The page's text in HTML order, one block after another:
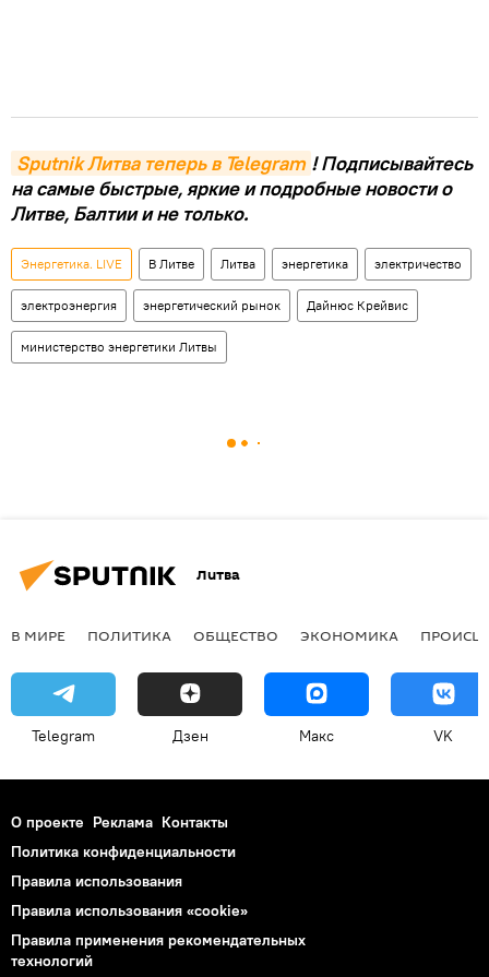
Sputnik Литва теперь в Telegram ! Подписывайтесь
на самые быстрые, яркие и подробные новости о
Литве, Балтии и не только.
Энергетика. LIVE В Литве Литва энергетика электричество
электроэнергия энергетический рынок Дайнюс Крейвис
министерство энергетики Литвы
Литва
В МИРЕ ПОЛИТИКА ОБЩЕСТВО ЭКОНОМИКА
Telegram Дзен Макс VK
О проекте Реклама Контакты
Политика конфиденциальности
Правила использования
Правила использования «cookie»
Правила применения рекомендательных
технологий